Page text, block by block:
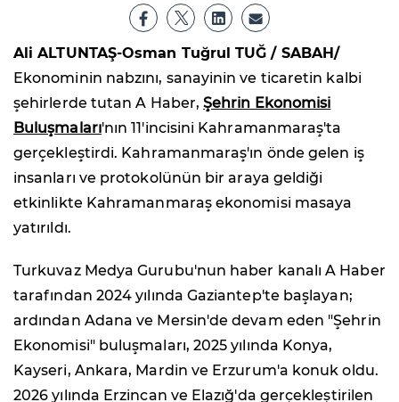
Ali ALTUNTAŞ-Osman Tuğrul TUĞ / SABAH/
Ekonominin nabzını, sanayinin ve ticaretin kalbi
şehirlerde tutan A Haber,Şehrin Ekonomisi
Buluşmaları'nın 11'incisini Kahramanmaraş'ta
gerçekleştirdi. Kahramanmaraş'ın önde gelen iş
insanları ve protokolünün bir araya geldiği
etkinlikte Kahramanmaraş ekonomisi masaya
yatırıldı.
Turkuvaz Medya Gurubu'nun haber kanalı A Haber
tarafından 2024 yılında Gaziantep'te başlayan;
ardından Adana ve Mersin'de devam eden "Şehrin
Ekonomisi" buluşmaları, 2025 yılında Konya,
Kayseri, Ankara, Mardin ve Erzurum'a konuk oldu.
2026 yılında Erzincan ve Elazığ'da gerçekleştirilen